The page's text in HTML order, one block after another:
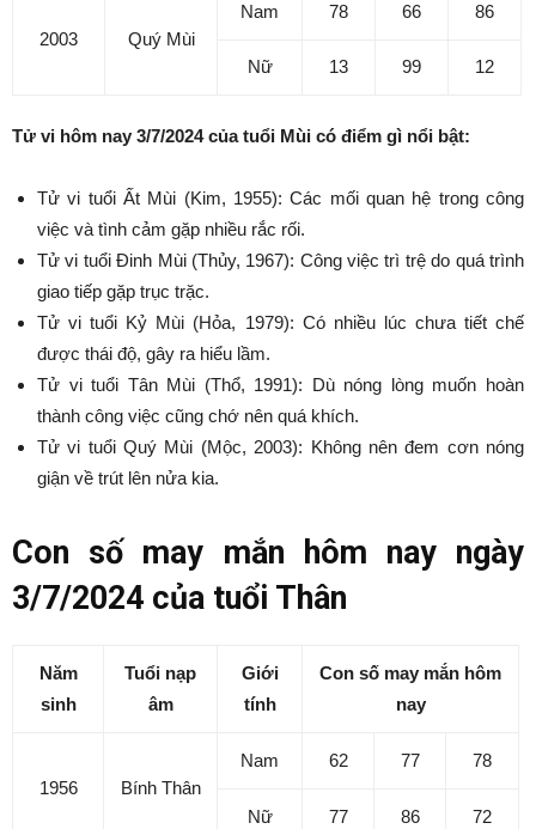
2003 Quý Mùi
Nam 78 66 86
Nữ 13 99 12
Tử vi hôm nay 3/7/2024 của tuổi Mùi có điểm gì nổi bật:
Tử vi tuổi Ất Mùi (Kim, 1955): Các mối quan hệ trong công
việc và tình cảm gặp nhiều rắc rối.
Tử vi tuổi Đinh Mùi (Thủy, 1967): Công việc trì trệ do quá trình
giao tiếp gặp trục trặc.
Tử vi tuổi Kỷ Mùi (Hỏa, 1979): Có nhiều lúc chưa tiết chế
được thái độ, gây ra hiểu lầm.
Tử vi tuổi Tân Mùi (Thổ, 1991): Dù nóng lòng muốn hoàn
thành công việc cũng chớ nên quá khích.
Tử vi tuổi Quý Mùi (Mộc, 2003): Không nên đem cơn nóng
giận về trút lên nửa kia.
Con số may mắn hôm nay ngày
3/7/2024 của tuổi Thân
Năm
sinh
Tuổi nạp
âm
Giới
tính
Con số may mắn hôm
nay
1956 Bính Thân
Nam 62 77 78
Nữ 77 86 72